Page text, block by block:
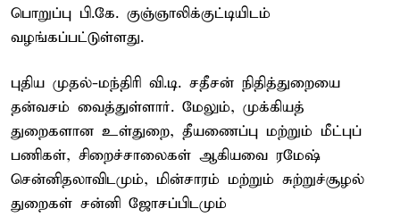
பொறுப்பு பி.கே. குஞ்ஞாலிக்குட்டியிடம்
வழங்கப்பட்டுள்ளது.
புதிய முதல்-மந்திரி வி.டி. சதீசன் நிதித்துறையை
தன்வசம் வைத்துள்ளார். மேலும், முக்கியத்
துறைகளான உள்துறை, தீயணைப்பு மற்றும் மீட்புப்
பணிகள், சிறைச்சாலைகள் ஆகியவை ரமேஷ்
சென்னிதலாவிடமும், மின்சாரம் மற்றும் சுற்றுச்சூழல்
துறைகள் சன்னி ஜோசப்பிடமும்